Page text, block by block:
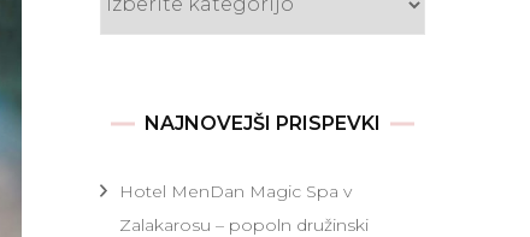
NAJNOVEJŠI PRISPEVKI
Hotel MenDan Magic Spa v
Zalakarosu – popoln družinski